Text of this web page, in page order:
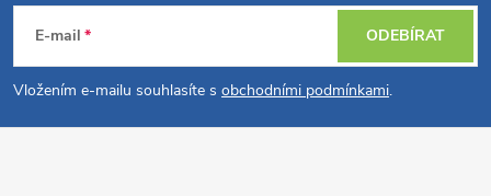
p
a
E-mail
Vložením e-mailu souhlasíte s obchodními podmínkami.
ODEBÍRAT